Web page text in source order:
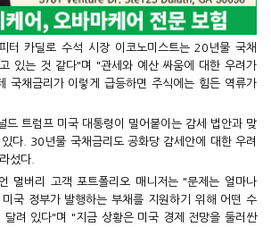
터 카딜로 수석 시장 이코노미스트는 20년물 국채
있는 것 같다"며 "관세와 예산 싸움에 대한 우려가
국채금리가 이렇게 급등하면 주식에는 힘든 역류가
드 트럼프 미국 대통령이 밀어붙이는 감세 법안과 맞
다. 30년물 국채금리도 공화당 감세안에 대한 우려
섰다.
멀버리 고객 포트폴리오 매니저는 "문제는 얼마나
국 정부가 발행하는 부채를 지원하기 위해 어떤 수
달려 있다"며 "지금 상황은 미국 경제 전망을 둘러싼